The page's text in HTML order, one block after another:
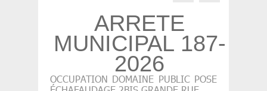
ARRETE
MUNICIPAL 187-
2026
OCCUPATION DOMAINE PUBLIC POSE